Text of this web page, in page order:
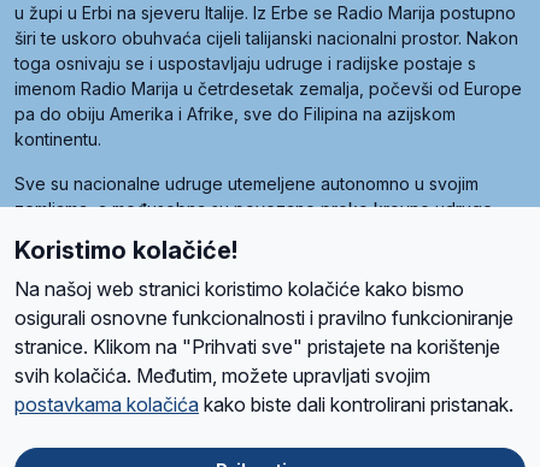
u župi u Erbi na sjeveru Italije. Iz Erbe se Radio Marija postupno
širi te uskoro obuhvaća cijeli talijanski nacionalni prostor. Nakon
toga osnivaju se i uspostavljaju udruge i radijske postaje s
imenom Radio Marija u četrdesetak zemalja, počevši od Europe
pa do obiju Amerika i Afrike, sve do Filipina na azijskom
kontinentu.
Sve su nacionalne udruge utemeljene autonomno u svojim
zemljama, a međusobna su povezane preko krovne udruge
Radio Maria). Svjetsku obitelj utemeljilo je sedam članica, među
kojima je i hrvatska Udruga Radio Marija.
O namaRadio ProgramVolonteriPrijateljiKontaktPravila privatnosti
Ova stranica je zaštićena Google reCAPTCHA sustavom
Koristimo kolačiće!
Na našoj web stranici koristimo kolačiće kako bismo
osigurali osnovne funkcionalnosti i pravilno funkcioniranje
stranice. Klikom na "Prihvati sve" pristajete na korištenje
svih kolačića. Međutim, možete upravljati svojim
postavkama kolačića kako biste dali kontrolirani pristanak.